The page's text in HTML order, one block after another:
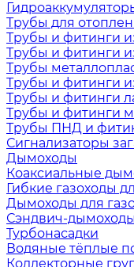
Трубы для
Трубы и фитинги
Трубы и фитинги
Трубы
Трубы и фитинги
Трубы и фитинги
Трубы и фитинги
Трубы ПНД и
Сигнализаторы
Дымоходы
Коаксиальные
Гибкие газоходы
Дымоходы для
Сэндвич-дымоходы
Турбонасадки
Водяные тёплые
Коллекторные